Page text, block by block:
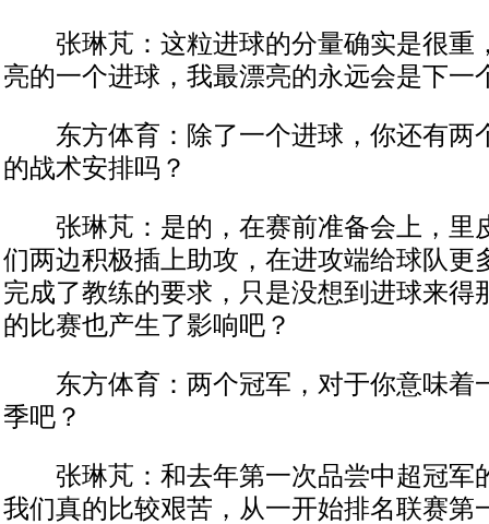
张琳芃：这粒进球的分量确实是很重
亮的一个进球，我最漂亮的永远会是下一
东方体育：除了一个进球，你还有两
的战术安排吗？
张琳芃：是的，在赛前准备会上，里
们两边积极插上助攻，在进攻端给球队更
完成了教练的要求，只是没想到进球来得
的比赛也产生了影响吧？
东方体育：两个冠军，对于你意味着
季吧？
张琳芃：和去年第一次品尝中超冠军
我们真的比较艰苦，从一开始排名联赛第